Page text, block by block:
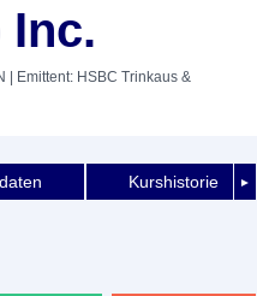
Inc.
| Emittent: HSBC Trinkaus &
►
Kurshistorie